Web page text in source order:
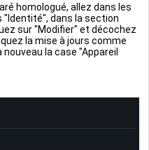
homologué, allez dans les
"Identité", dans la section
sur "Modifier" et décochez
la mise à jours comme
la case "Appareil